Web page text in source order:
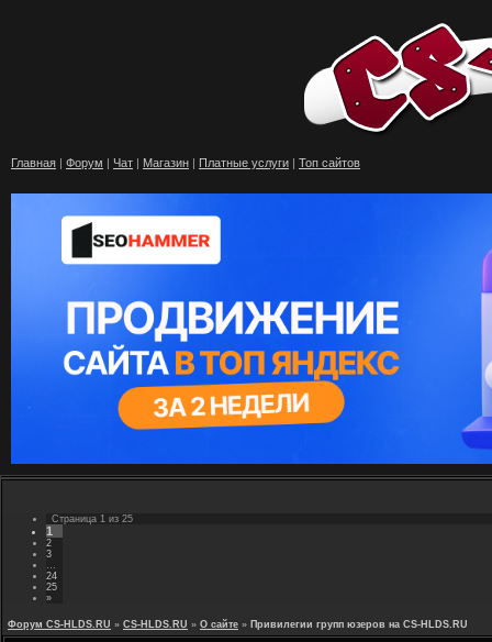
Главная | Форум | Чат | Магазин | Платные услуги | Топ сайтов
Страница 1 из 25
1
2
3
24
25
»
Форум CS-HLDS.RU » CS-HLDS.RU » О сайте » Привилегии групп юзеров на CS-HLDS.RU